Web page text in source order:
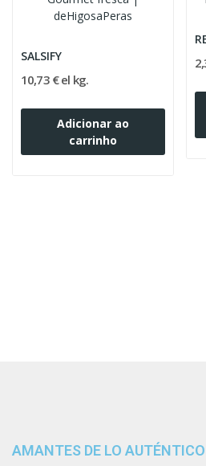
SALSIFY
10,73 € el kg.
Adicionar ao
carrinho
AMANTES DE LO AUTÉNTICO